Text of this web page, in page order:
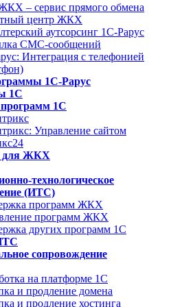
– сервис прямого обмена
центр ЖКХ
аутсорсинг 1С-Рарус
СМС-сообщений
Интеграция с телефонией
1С-Рарус
1С
1С
Управление сайтом
для ЖКХ
технологическое
(ИТС)
программ ЖКХ
программ ЖКХ
других программ 1С
сопровождение
на платформе 1С
и продление домена
и продление хостинга